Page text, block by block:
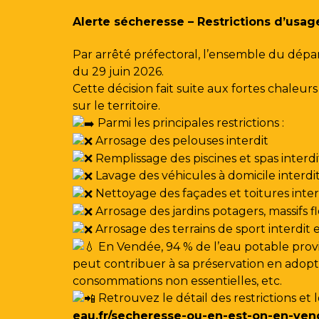
Alerte sécheresse – Restrictions
Par arrêté préfectoral, l’ensemble du
du 29 juin 2026.
Cette décision fait suite aux fortes
sur le territoire.
Parmi les principales restrictions :
Arrosage des pelouses interdit
Remplissage des piscines et spas
Lavage des véhicules à domicile interdit
Nettoyage des façades et toitures
Arrosage des jardins potagers,
Arrosage des terrains de sport interdit
En Vendée, 94 % de l’eau potable
peut contribuer à sa préservation en
consommations non essentielles, etc.
Retrouvez le détail des restrictions et
eau.fr/secheresse-ou-en-est-on-en-